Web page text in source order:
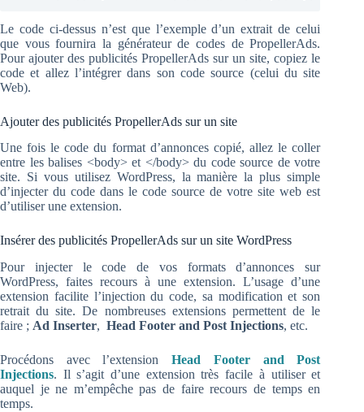
Le code ci-dessus n’est que l’exemple d’un extrait de celui
que vous fournira la générateur de codes de PropellerAds.
Pour ajouter des publicités PropellerAds sur un site, copiez le
code et allez l’intégrer dans son code source (celui du site
Web).
Ajouter des publicités PropellerAds sur un site
Une fois le code du format d’annonces copié, allez le coller
entre les balises <body> et </body> du code source de votre
site. Si vous utilisez WordPress, la manière la plus simple
d’injecter du code dans le code source de votre site web est
d’utiliser une extension.
Insérer des publicités PropellerAds sur un site WordPress
Pour injecter le code de vos formats d’annonces sur
WordPress, faites recours à une extension. L’usage d’une
extension facilite l’injection du code, sa modification et son
retrait du site. De nombreuses extensions permettent de le
faire ; Ad Inserter, Head Footer and Post Injections, etc.
Procédons avec l’extensionHead Footer and Post
Injections. Il s’agit d’une extension très facile à utiliser et
auquel je ne m’empêche pas de faire recours de temps en
temps.